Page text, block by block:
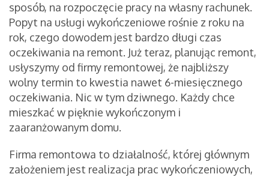
sposób, na rozpoczęcie pracy na własny rachunek.
Popyt na usługi wykończeniowe rośnie z roku na
rok, czego dowodem jest bardzo długi czas
oczekiwania na remont. Już teraz, planując remont,
usłyszymy od firmy remontowej, że najbliższy
wolny termin to kwestia nawet 6-miesięcznego
oczekiwania. Nic w tym dziwnego. Każdy chce
mieszkać w pięknie wykończonym i
zaaranżowanym domu.
Firma remontowa to działalność, której głównym
założeniem jest realizacja prac wykończeniowych,